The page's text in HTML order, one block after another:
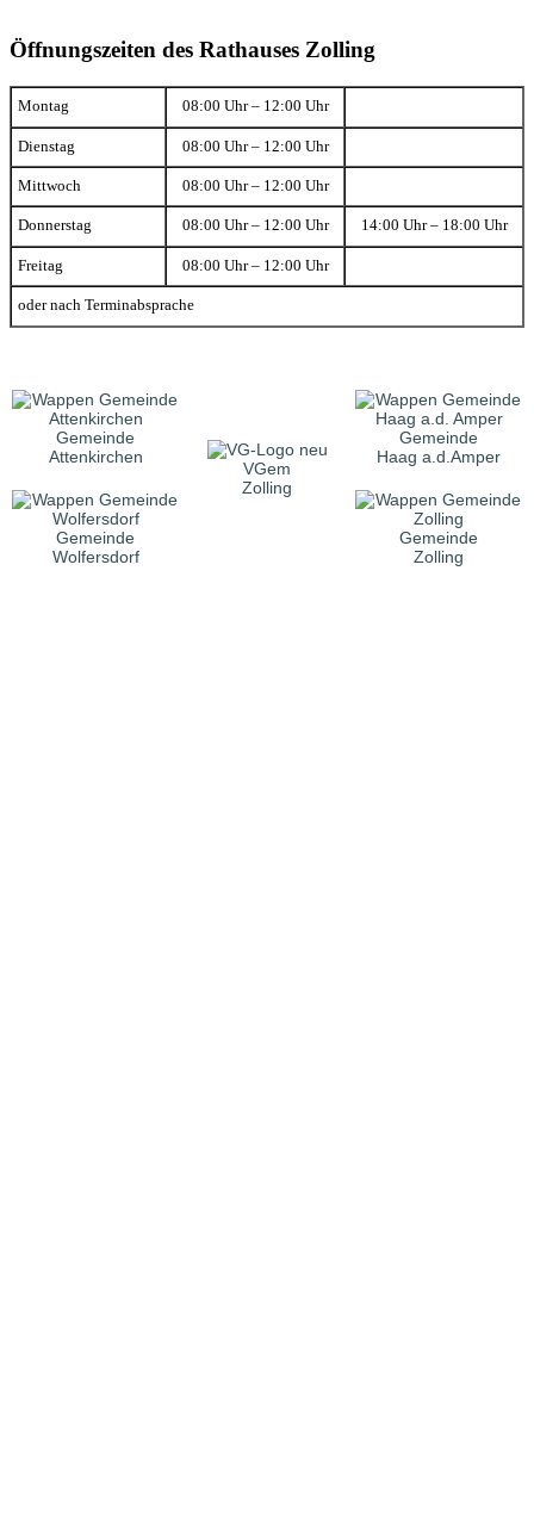
Öffnungszeiten des Rathauses Zolling
Montag 08:00 Uhr – 12:00 Uhr
Dienstag 08:00 Uhr – 12:00 Uhr
Mittwoch 08:00 Uhr – 12:00 Uhr
Donnerstag 08:00 Uhr – 12:00 Uhr 14:00 Uhr – 18:00 Uhr
Freitag 08:00 Uhr – 12:00 Uhr
oder nach Terminabsprache
Gemeinde
Attenkirchen
VGem
Zolling
Gemeinde
Haag a.d.Amper
Gemeinde
Wolfersdorf
Gemeinde
Zolling